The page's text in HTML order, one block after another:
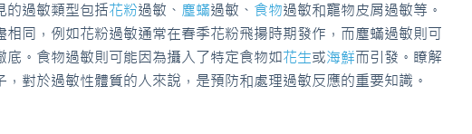
的過敏類型包括花粉過敏、 塵蟎過敏、 食物過敏和寵物皮屑過敏等。
相同，例如花粉過敏通常在春季花粉飛揚時期發作，而塵蟎過敏則可
底。食物過敏則可能因為攝入了特定食物如花生或海鮮而引發。瞭解
對於過敏性體質的人來說，是預防和處理過敏反應的重要知識。